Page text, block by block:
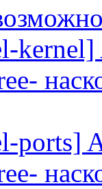
ports]